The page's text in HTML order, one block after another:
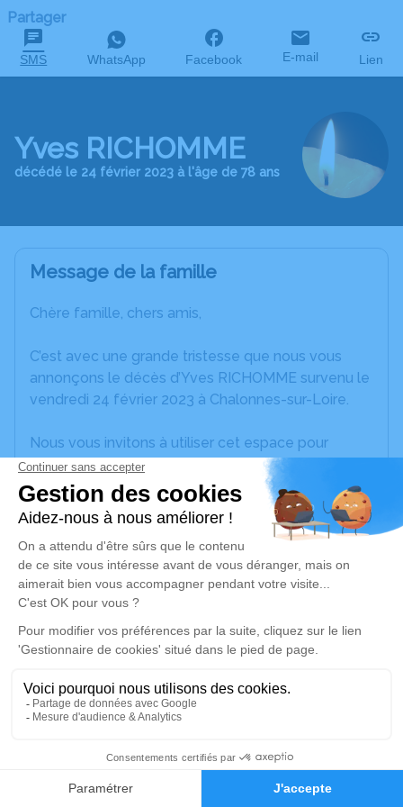
Faire-part Hommages
Partager
SMS WhatsApp Facebook E-mail Lien
Yves RICHOMME
décédé le 24 février 2023 à l'âge de 78 ans
Message de la famille
Chère famille, chers amis,
C’est avec une grande tristesse que nous vous
annonçons le décès d’Yves RICHOMME survenu le
vendredi 24 février 2023 à Chalonnes-sur-Loire.
Nous vous invitons à utiliser cet espace pour
laisser vos condoléances, partager des photos
souvenirs, une anecdote ou exprimer vos pensées
à travers des poèmes ou des textes. Cet endroit
est un lieu d'expression dédié à honorer la
mémoire d’Yves RICHOMME.
Un service de plantation d’arbre hommage est
disponible ici.
Je rends hommage
Cérémonie civile
familiale